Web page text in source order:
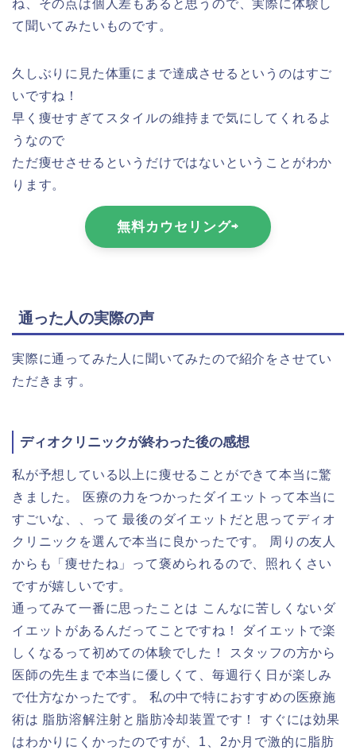
ね、その点は個人差もあると思うので、実際に体験し
て聞いてみたいものです。
久しぶりに見た体重にまで達成させるというのはすご
いですね！
早く痩せすぎてスタイルの維持まで気にしてくれるよ
うなので
ただ痩せさせるというだけではないということがわか
ります。
無料カウセリング⇨
通った人の実際の声
実際に通ってみた人に聞いてみたので紹介をさせてい
ただきます。
ディオクリニックが終わった後の感想
私が予想している以上に痩せることができて本当に驚
きました。 医療の力をつかったダイエットって本当に
すごいな、、って 最後のダイエットだと思ってディオ
クリニックを選んで本当に良かったです。 周りの友人
からも「痩せたね」って褒められるので、照れくさい
ですが嬉しいです。
通ってみて一番に思ったことは こんなに苦しくないダ
イエットがあるんだってことですね！ ダイエットで楽
しくなるって初めての体験でした！ スタッフの方から
医師の先生まで本当に優しくて、毎週行く日が楽しみ
で仕方なかったです。 私の中で特におすすめの医療施
術は 脂肪溶解注射と脂肪冷却装置です！ すぐには効果
はわかりにくかったのですが、1、2か月で激的に脂肪